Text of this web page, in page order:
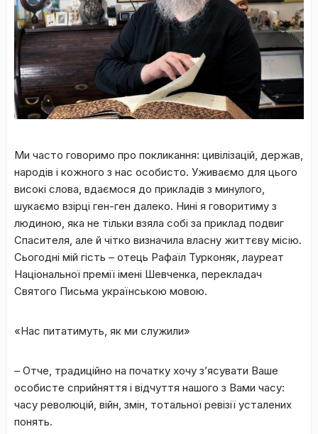
Ми часто говоримо про покликання: цивілізацій, держав,
народів і кожного з нас особисто. Уживаємо для цього
високі слова, вдаємося до прикладів з минулого,
шукаємо взірці ген-ген далеко. Нині я говоритиму з
людиною, яка не тільки взяла собі за приклад подвиг
Спасителя, але й чітко визначила власну життєву місію.
Сьогодні мій гість – отець Рафаїл Турконяк, лауреат
Національної премії імені Шевченка, перекладач
Святого Письма українською мовою.
«Нас питатимуть, як ми служили»
– Отче, традиційно на початку хочу з’ясувати Ваше
особисте сприйняття і відчуття нашого з Вами часу:
часу революцій, війн, змін, тотальної ревізії усталених
понять.